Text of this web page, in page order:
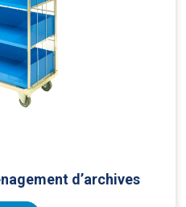
d’archives